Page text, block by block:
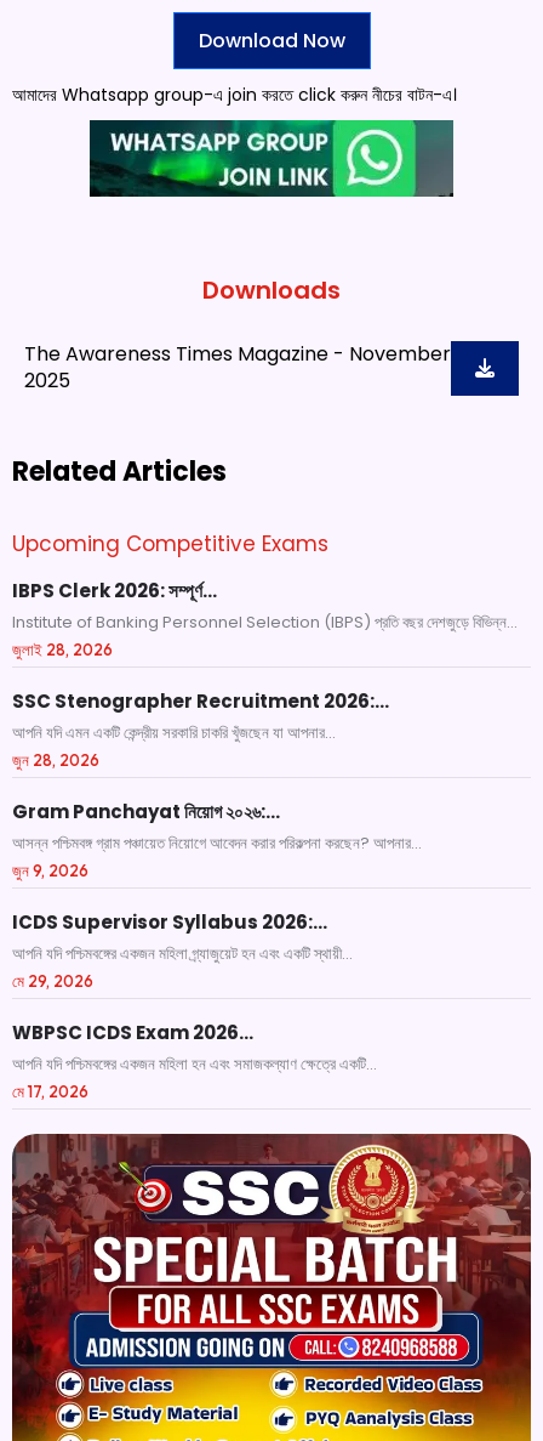
Download Now
আমাদের Whatsapp group-এ join করতে click করুন নীচের বাটন-এ।
Downloads
The Awareness Times Magazine - November
2025
Related Articles
Upcoming Competitive Exams
IBPS Clerk 2026: সম্পূর্ণ…
Institute of Banking Personnel Selection (IBPS) প্রতি বছর দেশজুড়ে বিভিন্ন...
জুলাই 28, 2026
SSC Stenographer Recruitment 2026:…
আপনি যদি এমন একটি কেন্দ্রীয় সরকারি চাকরি খুঁজছেন যা আপনার...
জুন 28, 2026
Gram Panchayat নিয়োগ ২০২৬:…
আসন্ন পশ্চিমবঙ্গ গ্রাম পঞ্চায়েত নিয়োগে আবেদন করার পরিকল্পনা করছেন? আপনার...
জুন 9, 2026
ICDS Supervisor Syllabus 2026:…
আপনি যদি পশ্চিমবঙ্গের একজন মহিলা গ্র্যাজুয়েট হন এবং একটি স্থায়ী...
মে 29, 2026
WBPSC ICDS Exam 2026…
আপনি যদি পশ্চিমবঙ্গের একজন মহিলা হন এবং সমাজকল্যাণ ক্ষেত্রে একটি...
মে 17, 2026